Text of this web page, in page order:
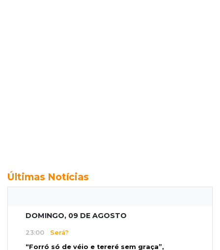
Últimas Notícias
DOMINGO, 09 DE AGOSTO
23:00 Será?
“Forró só de véio e tereré sem graça”,